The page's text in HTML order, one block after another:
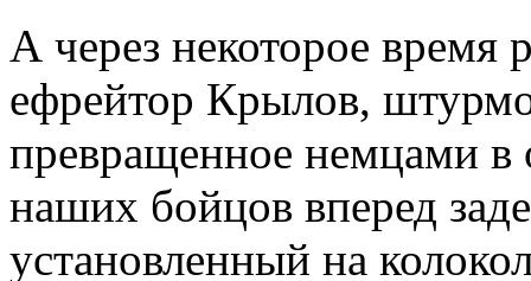
А через некоторое время
ефрейтор Крылов,
превращенное немцами
наших бойцов вперед
установленный на